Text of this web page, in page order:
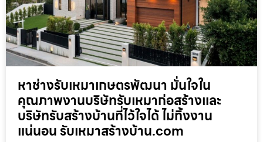
หาช่างรับเหมาเกษตรพัฒนา มั่นใจใน
คุณภาพงานบริษัทรับเหมาก่อสร้างและ
บริษัทรับสร้างบ้านที่ไว้ใจได้ ไม่ทิ้งงาน
แน่นอน รับเหมาสร้างบ้าน.com